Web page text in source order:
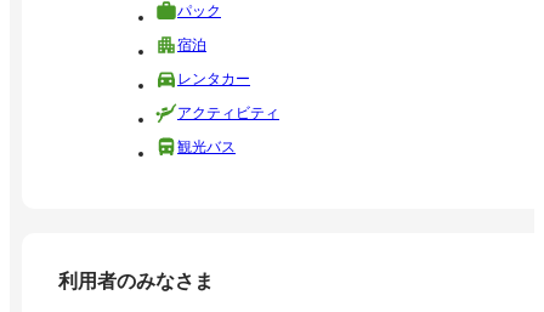
パック
宿泊
レンタカー
アクティビティ
観光バス
利用者のみなさま